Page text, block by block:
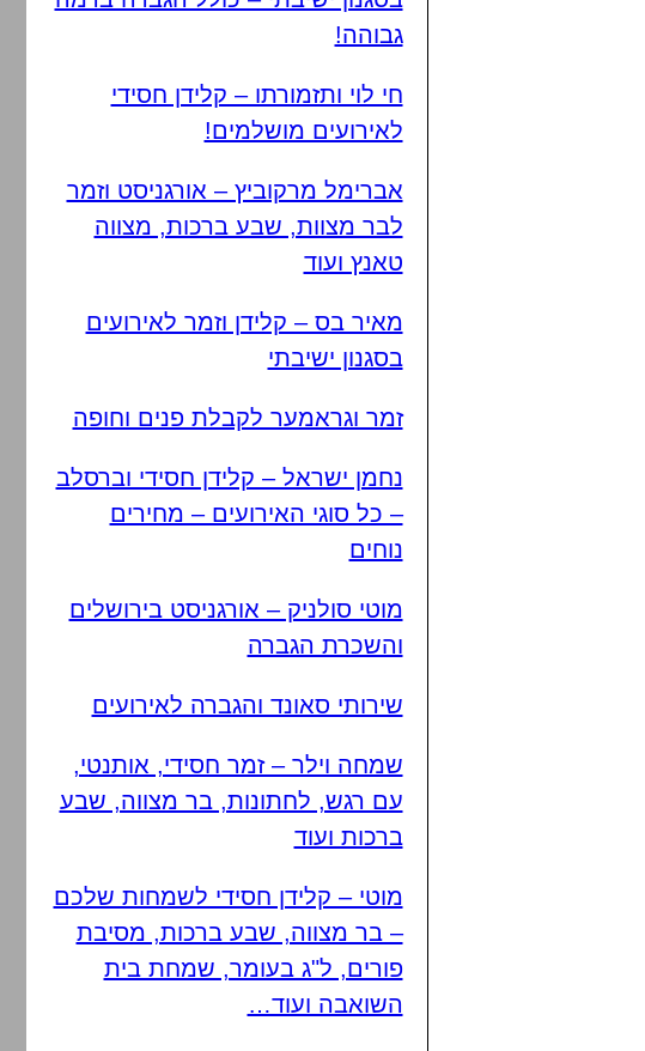
גבוהה!
חי לוי ותזמורתו – קלידן חסידי
לאירועים מושלמים!
אברימל מרקוביץ – אורגניסט וזמר
לבר מצוות, שבע ברכות, מצווה
טאנץ ועוד
מאיר בס – קלידן וזמר לאירועים
בסגנון ישיבתי
זמר וגראמער לקבלת פנים וחופה
נחמן ישראל – קלידן חסידי וברסלב
– כל סוגי האירועים – מחירים
נוחים
מוטי סולניק – אורגניסט בירושלים
והשכרת הגברה
שירותי סאונד והגברה לאירועים
שמחה וילר – זמר חסידי, אותנטי,
עם רגש, לחתונות, בר מצווה, שבע
ברכות ועוד
מוטי – קלידן חסידי לשמחות שלכם
– בר מצווה, שבע ברכות, מסיבת
פורים, ל"ג בעומר, שמחת בית
השואבה ועוד…